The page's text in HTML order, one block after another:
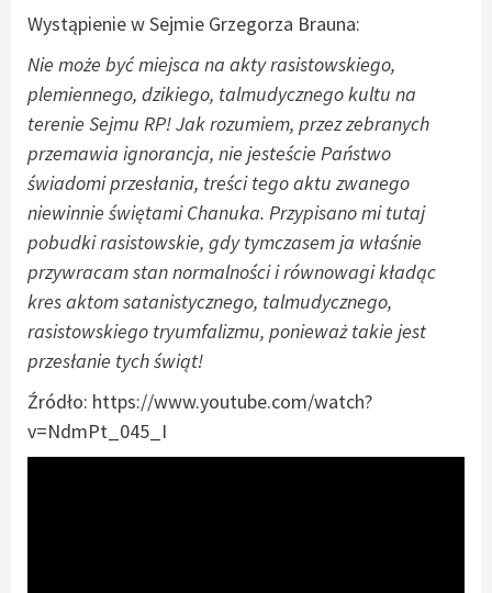
Wystąpienie w Sejmie Grzegorza Brauna:
Nie może być miejsca na akty rasistowskiego,
plemiennego, dzikiego, talmudycznego kultu na
terenie Sejmu RP! Jak rozumiem, przez zebranych
przemawia ignorancja, nie jesteście Państwo
świadomi przesłania, treści tego aktu zwanego
niewinnie świętami Chanuka. Przypisano mi tutaj
pobudki rasistowskie, gdy tymczasem ja właśnie
przywracam stan normalności i równowagi kładąc
kres aktom satanistycznego, talmudycznego,
rasistowskiego tryumfalizmu, ponieważ takie jest
przesłanie tych świąt!
Źródło: https://www.youtube.com/watch?
v=NdmPt_045_I